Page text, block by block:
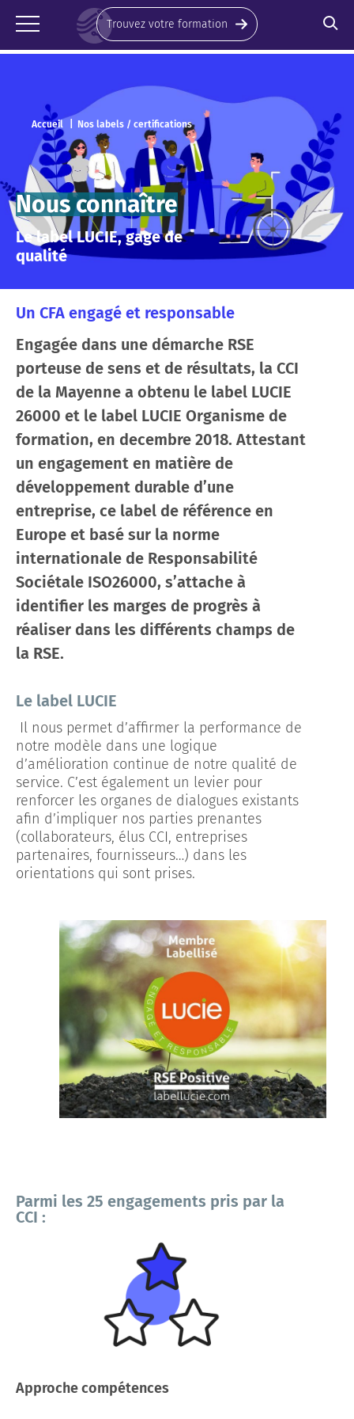
Trouvez votre formation
Accueil Nos labels / certifications
Nous connaître
Le label LUCIE, gage de
qualité
Un CFA engagé et responsable
Engagée dans une démarche RSE
porteuse de sens et de résultats, la CCI
de la Mayenne a obtenu le label LUCIE
26000 et le label LUCIE Organisme de
formation, en decembre 2018. Attestant
un engagement en matière de
développement durable d’une
entreprise, ce label de référence en
Europe et basé sur la norme
internationale de Responsabilité
Sociétale ISO26000, s’attache à
identifier les marges de progrès à
réaliser dans les différents champs de
la RSE.
Le label LUCIE
Il nous permet d’affirmer la performance de
notre modèle dans une logique
d’amélioration continue de notre qualité de
service. C’est également un levier pour
renforcer les organes de dialogues existants
afin d’impliquer nos parties prenantes
(collaborateurs, élus CCI, entreprises
partenaires, fournisseurs…) dans les
orientations qui sont prises.
Parmi les 25 engagements pris par la
CCI :
Approche compétences
Panneau de gestion des cookies